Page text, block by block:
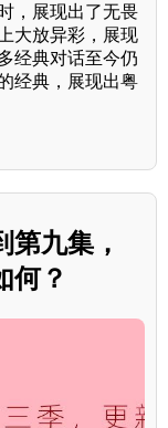
，展现出了无畏
大放异彩，展现
经典对话至今仍
经典，展现出粤
第九集，
何？